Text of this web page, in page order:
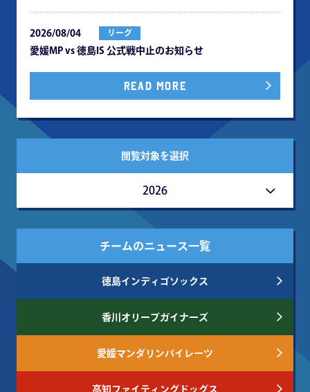
2026/08/04 リーグ
愛媛MP vs 徳島IS 公式戦中⽌のお知らせ
READ MORE
閲覧対象を選択
2026
チームのニュース一覧
徳島インディゴソックス
香川オリーブガイナーズ
愛媛マンダリンパイレーツ
高知ファイティングドッグス